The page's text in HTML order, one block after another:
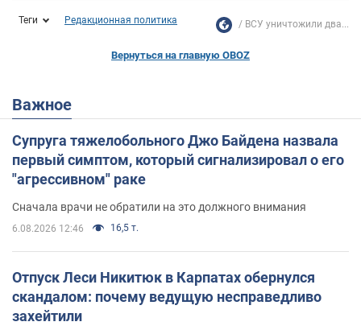
Теги Редакционная политика ВСУ уничтожили два...
Вернуться на главную OBOZ
Важное
Супруга тяжелобольного Джо Байдена назвала
первый симптом, который сигнализировал о его
"агрессивном" раке
Сначала врачи не обратили на это должного внимания
6.08.2026 12:46 16,5 т.
Отпуск Леси Никитюк в Карпатах обернулся
скандалом: почему ведущую несправедливо
захейтили